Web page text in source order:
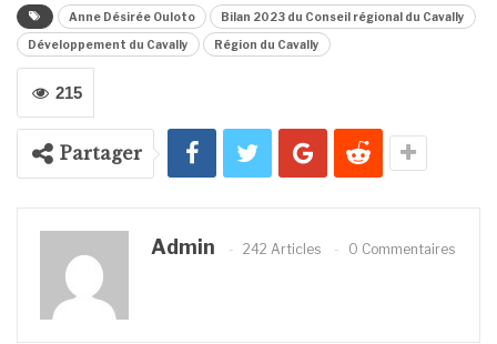
Anne Désirée Ouloto Bilan 2023 du Conseil régional du Cavally
Développement du Cavally Région du Cavally
215
Partager
Admin 242 Articles 0 Commentaires